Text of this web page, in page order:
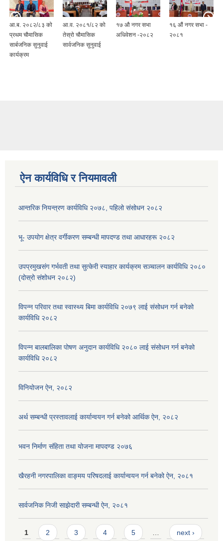
आ.ब. २०८२/८३ को
प्रथम चौमासिक
सार्बजनिक सुनुवाई
कार्यक्रम
आ.व. २०८१/८२ को
तेस्रो चौमासिक
सार्वजनिक सुनुवाई
१७ औ नगर सभा
अधिवेशन -२०८२
१६ औं नगर सभा -
२०८१
ऐन कार्यविधि र नियमावली
आन्तरिक नियन्त्रण कार्यविधि २०७८, पहिलो संसोधन २०८२
भू- उपयोग क्षेत्र वर्गीकरण सम्बन्धी मापदण्ड तथा आधारहरू २०८२
उपप्रमुखसंग गर्भवती तथा सुत्केरी स्याहार कार्यक्रम सञ्चालन कार्यविधि २०८०
(दोस्रो संशोधन २०८२)
विपन्न परिवार तथा स्वास्थ्य बिमा कार्यविधि २०७९ लाई संसोधन गर्न बनेको
कार्यविधि २०८२
विपन्न बालबालिका पोषण अनुदान कार्यविधि २०८० लाई संसोधन गर्न बनेको
कार्यविधि २०८२
विनियोजन ऐन, २०८२
अर्थ सम्बन्धी प्रस्तावलाई कार्यान्वयन गर्न बनेको आर्थिक ऐन, २०८२
भवन निर्माण संहिता तथा योजना मापदण्ड २०७६
खैरहनी नगरपालिका वाङ्मय परिषदलाई कार्यान्वयन गर्न बनेको ऐन, २०८१
सार्वजनिक निजी साझेदारी सम्बन्धी ऐन, २०८१
Pages
1 2 3 4 5 next ›